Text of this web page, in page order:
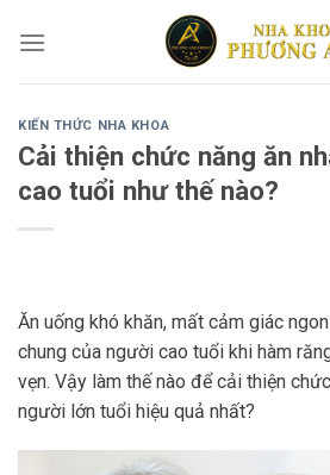
KIẾN THỨC NHA KHOA
Cải thiện chức năng ăn
cao tuổi như thế nào?
Ăn uống khó khăn, mất cảm giác
chung của người cao tuổi khi hàm
vẹn. Vậy làm thế nào để cải thiện
người lớn tuổi hiệu quả nhất?